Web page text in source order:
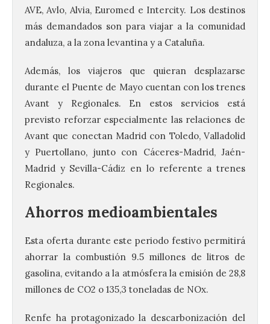
AVE, Avlo, Alvia, Euromed e Intercity. Los destinos
más demandados son para viajar a la comunidad
andaluza, a la zona levantina y a Cataluña.
Además, los viajeros que quieran desplazarse
durante el Puente de Mayo cuentan con los trenes
Avant y Regionales. En estos servicios está
previsto reforzar especialmente las relaciones de
Avant que conectan Madrid con Toledo, Valladolid
y Puertollano, junto con Cáceres-Madrid, Jaén-
Madrid y Sevilla-Cádiz en lo referente a trenes
Regionales.
Ahorros medioambientales
Esta oferta durante este periodo festivo permitirá
ahorrar la combustión 9.5 millones de litros de
gasolina, evitando a la atmósfera la emisión de 28,8
millones de CO2 o 135,3 toneladas de NOx.
Renfe ha protagonizado la descarbonización del